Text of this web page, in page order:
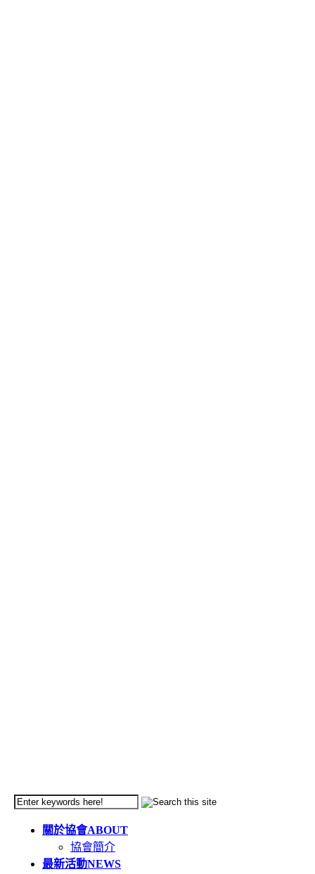
關於協會ABOUT
協會簡介
最新活動NEWS